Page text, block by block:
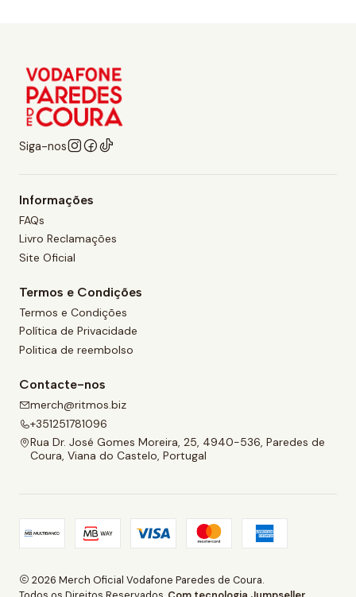
Siga-nos
Informações
FAQs
Livro Reclamações
Site Oficial
Termos e Condições
Termos e Condições
Política de Privacidade
Politica de reembolso
Contacte-nos
merch@ritmos.biz
+351251781096
Rua Dr. José Gomes Moreira, 25, 4940-536, Paredes de
Coura, Viana do Castelo, Portugal
2026 Merch Oficial Vodafone Paredes de Coura.